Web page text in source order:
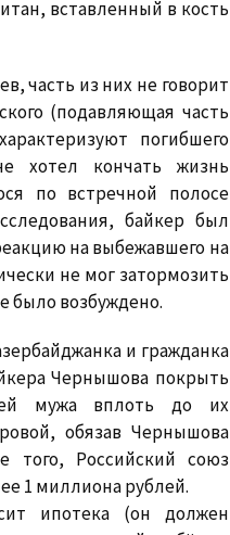
вставленный в кость
часть из них не говорит
(подавляющая часть
погибшего
хотел кончать жизнь
по встречной полосе
байкер был
на выбежавшего на
не мог затормозить
было возбуждено.
и гражданка
Чернышова покрыть
мужа вплоть до их
обязав Чернышова
того, Российский союз
1 миллиона рублей.
ипотека (он должен